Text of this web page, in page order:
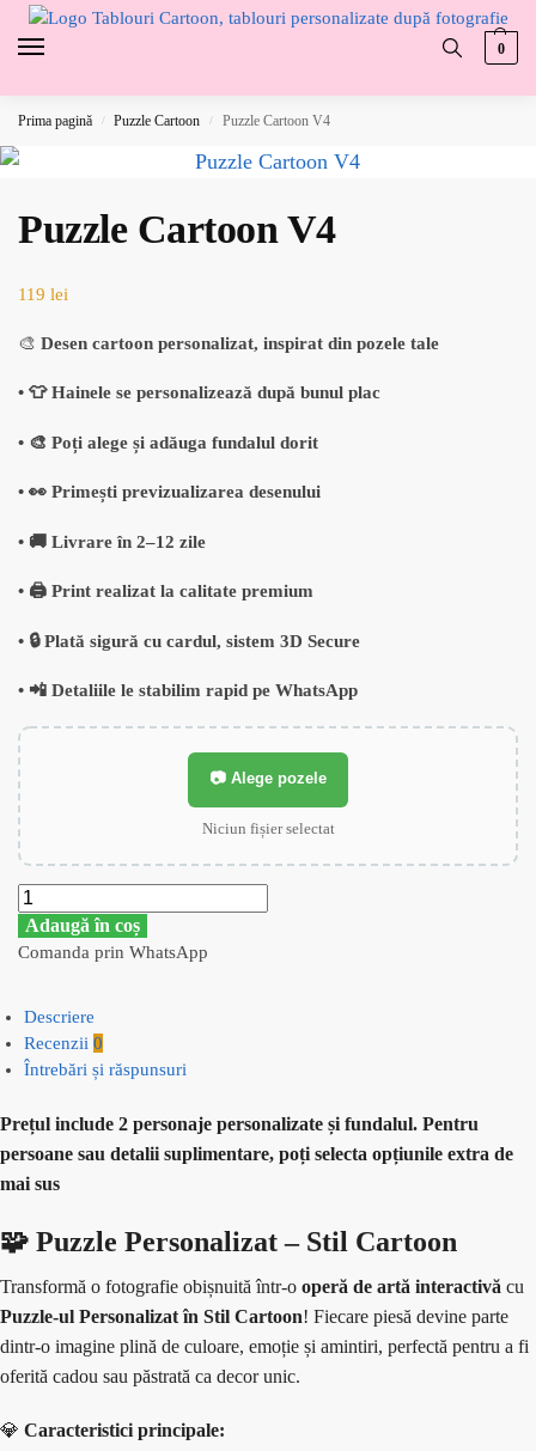
0
Prima pagină / Puzzle Cartoon / Puzzle Cartoon V4
Puzzle Cartoon V4
119 lei
🎨 Desen cartoon personalizat, inspirat din pozele tale
• 👕 Hainele se personalizează după bunul plac
• 🎨 Poți alege și adăuga fundalul dorit
• 👀 Primești previzualizarea desenului
• 🚚 Livrare în 2–12 zile
• 🖨️ Print realizat la calitate premium
• 🔒 Plată sigură cu cardul, sistem 3D Secure
• 📲 Detaliile le stabilim rapid pe WhatsApp
📷 Alege pozele
Niciun fișier selectat
Adaugă în coș
Comanda prin WhatsApp
Descriere
Recenzii 0
Întrebări și răspunsuri
Prețul include 2 personaje personalizate și fundalul. Pentru
persoane sau detalii suplimentare, poți selecta opțiunile extra de
mai sus
🧩 Puzzle Personalizat – Stil Cartoon
Transformă o fotografie obișnuită într-o operă de artă interactivă cu
Puzzle-ul Personalizat în Stil Cartoon! Fiecare piesă devine parte
dintr-o imagine plină de culoare, emoție și amintiri, perfectă pentru a fi
oferită cadou sau păstrată ca decor unic.
💎 Caracteristici principale: